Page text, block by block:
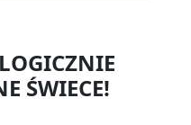
ŚWIECE!